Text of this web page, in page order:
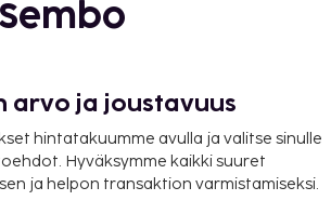
km / 10,3 mi
/ 11 mi
arvo ja joustavuus
hintatakuumme avulla ja valitse sinulle
Hyväksymme kaikki suuret
ja helpon transaktion varmistamiseksi.